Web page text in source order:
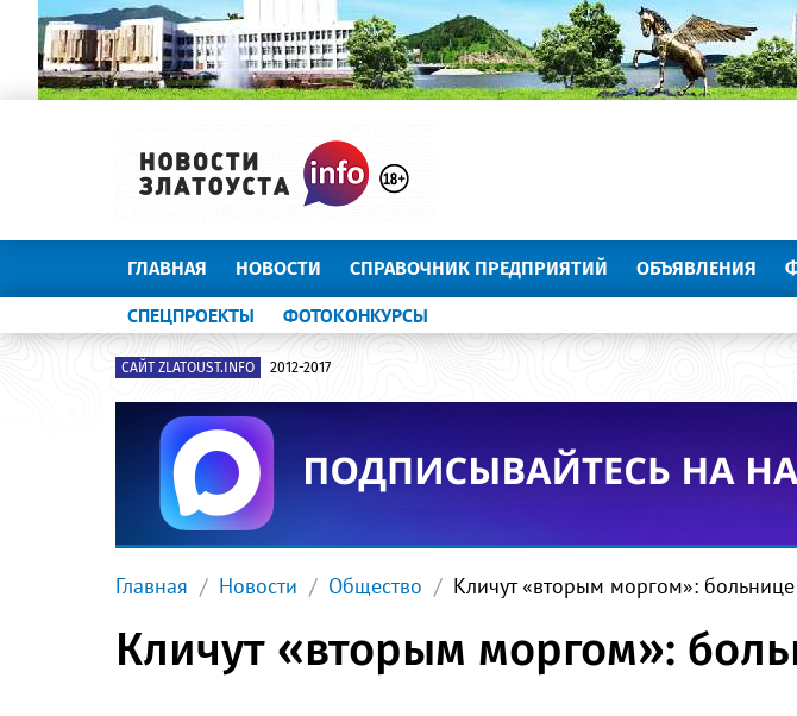
ГЛАВНАЯ НОВОСТИ СПРАВОЧНИК ПРЕДПРИЯТИЙ ОБЪЯВЛЕНИЯ
СПЕЦПРОЕКТЫ ФОТОКОНКУРСЫ
САЙТ ZLATOUST.INFO 2012-2017
Главная Новости Общество Кличут «вторым моргом»:
Кличут «вторым моргом»: